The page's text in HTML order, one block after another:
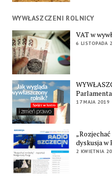
WYWŁASZCZENI ROLNICY
VAT w
6 LISTOPADA
17 MAJA 2019
dyskusja w
2 KWIETNIA